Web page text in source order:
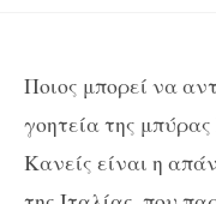
Ποιος μπορεί να
γοητεία της μπύρας
Κανείς είναι η